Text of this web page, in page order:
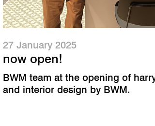
27 January 2025
now open!
BWM team at the opening of
and interior design by BWM.